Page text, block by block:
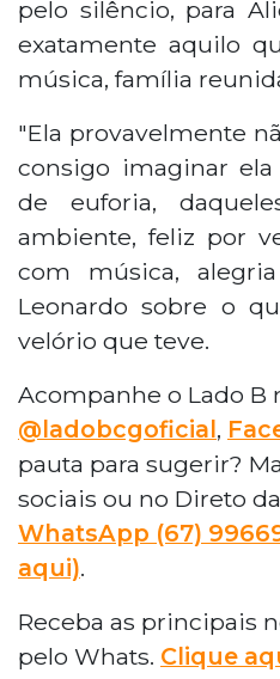
pelo silêncio, para
exatamente aquilo
música, família
"Ela provavelmente
consigo imaginar
de euforia,
ambiente, feliz por
com música,
Leonardo sobre o
velório que teve.
Acompanhe o Lado B
@ladobcgoficial,
pauta para sugerir?
sociais ou no Direto
WhatsApp (67)
aqui).
Receba as principais
pelo Whats. Clique